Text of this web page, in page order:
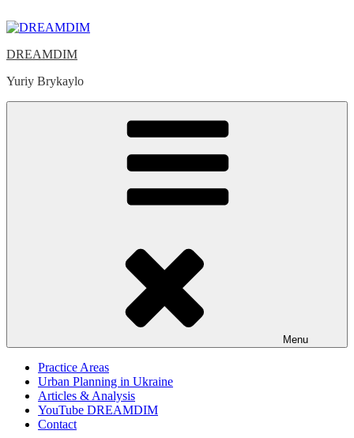
to
DREAMDIM
Yuriy Brykaylo
Menu
Practice Areas
Urban Planning in Ukraine
Articles & Analysis
YouTube DREAMDIM
Contact